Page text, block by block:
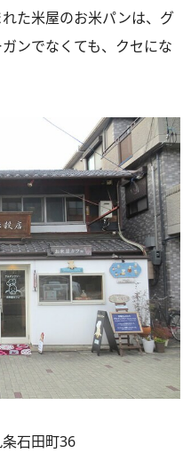
た米屋のお米パンは、グ
ンでなくても、クセにな
石田町36